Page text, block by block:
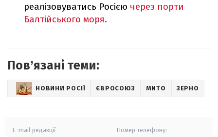
реалізовуватись Росією через порти
Балтійського моря.
Повʼязані теми:
НОВИНИ РОСІЇ ЄВРОСОЮЗ МИТО ЗЕРНО
E-mail редакції Номер телефону: